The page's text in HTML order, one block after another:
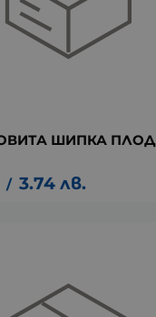
ШИПКА ПЛОД
/ 3.74 лв.